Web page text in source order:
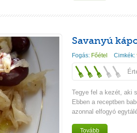
Savanyú
Fogás: Főétel Cimkék:
Tegye fel a kezét, aki
Ebben a receptben
azonnal elfogyó
Tovább